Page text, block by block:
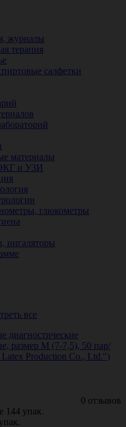
журналы
терапия
салфетки
материалы
и УЗИ
глюкометры
ингаляторы
все
диагностические
размер M (7-7,5), 50 пар/
Production Co., Ltd.")
0 отзывов
144 упак.